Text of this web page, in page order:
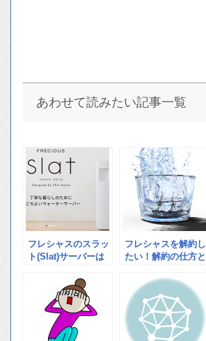
あわせて読みたい記事一覧
フレシャスのスラッ
ト(Slat)サーバーは
ラットの特徴と買取
によるメリットにつ
いて説明します
フレシャスを解約し
たい！解約の仕方と
する方法とは？